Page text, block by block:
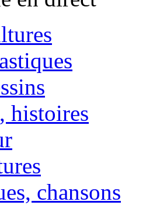
histoires
chansons